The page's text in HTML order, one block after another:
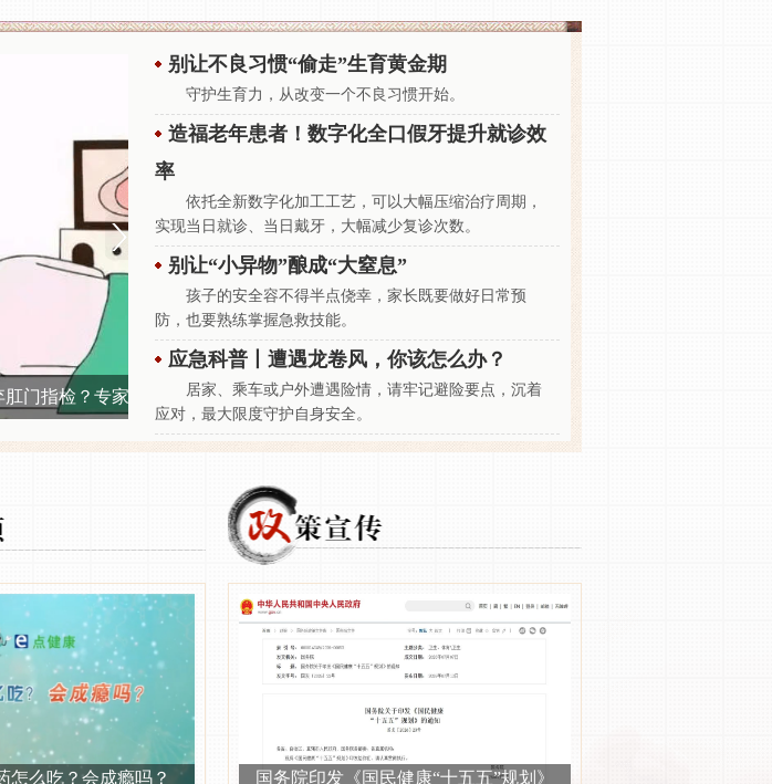
医路领航 | 口腔医学材料价格降低三分之一？新技术如何让患者获益原创
别让不良习惯“偷走”生育黄金期
守护生育力，从改变一个不良习惯开始。
造福老年患者！数字化全口假牙提升就诊效
率
依托全新数字化加工工艺，可以大幅压缩治疗周期，
实现当日就诊、当日戴牙，大幅减少复诊次数。
别让“小异物”酿成“大窒息”
孩子的安全容不得半点侥幸，家长既要做好日常预
防，也要熟练掌握急救技能。
应急科普丨遭遇龙卷风，你该怎么办？
居家、乘车或户外遭遇险情，请牢记避险要点，沉着
应对，最大限度守护自身安全。
怎么吃？会成瘾吗？ 国务院印发《国民健康“十五五”规划》